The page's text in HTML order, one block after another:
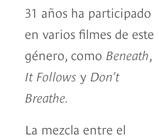
31 años ha participado
en varios filmes de este
género, como Beneath
It Follows y Don’t
Breathe.
La mezcla entre el